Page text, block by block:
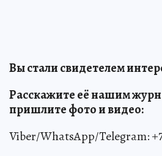
Вы стали свидетелем
Расскажите её нашим
пришлите фото и видео:
Viber/WhatsApp/Telegram: